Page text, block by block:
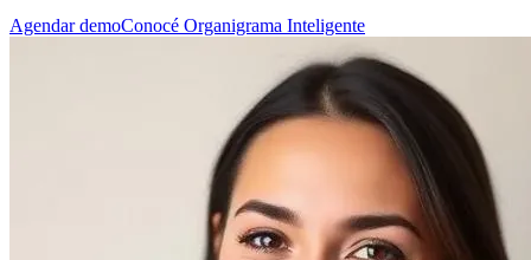
Agendar demoConocé Organigrama Inteligente